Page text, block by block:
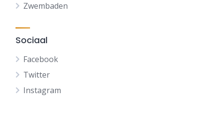
Zwembaden
Sociaal
Facebook
Twitter
Instagram